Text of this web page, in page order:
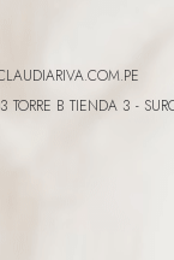
TORRE B TIENDA 3 -